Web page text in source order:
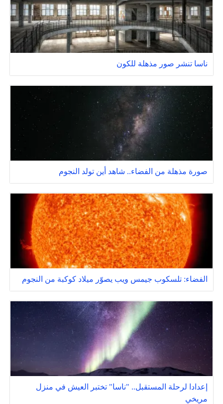
ناسا تنشر صور مذهلة للكون
صورة مذهلة من الفضاء.. شاهد أين تولد النجوم
الفضاء: تلسكوب جيمس ويب يصوّر ميلاد كوكبة من النجوم
إعدادا لرحلة المستقبل.. "ناسا" تختبر العيش في منزل
مريخي